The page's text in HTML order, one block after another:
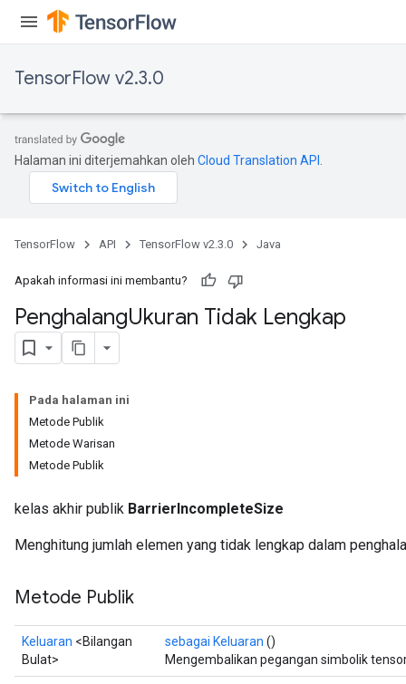
TensorFlow v2.3.0
Halaman ini diterjemahkan oleh Cloud Translation API
TensorFlow API TensorFlow v2.3.0 Java
Apakah informasi ini membantu?
PenghalangUkuran Tidak Lengkap
Pada halaman ini
Metode Publik
Metode Warisan
Metode Publik
kelas akhir publik BarrierIncompleteSize
Menghitung jumlah elemen yang tidak lengkap dalam
Metode Publik
Keluaran <Bilangan
Bulat>
sebagai Keluaran ()
Mengembalikan pegangan simbolik